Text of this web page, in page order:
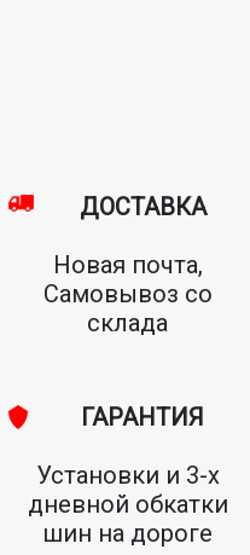
ДОСТАВКА
Новая почта,
Самовывоз со
склада
ГАРАНТИЯ
Установки и 3-х
дневной обкатки
шин на дороге